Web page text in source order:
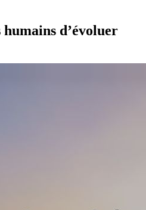
humains d’évoluer